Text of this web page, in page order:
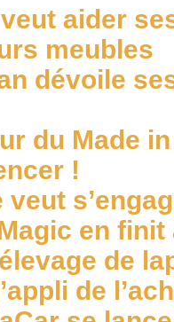
aider
meubles
dévoile
du Made
!
veut
en
de
de